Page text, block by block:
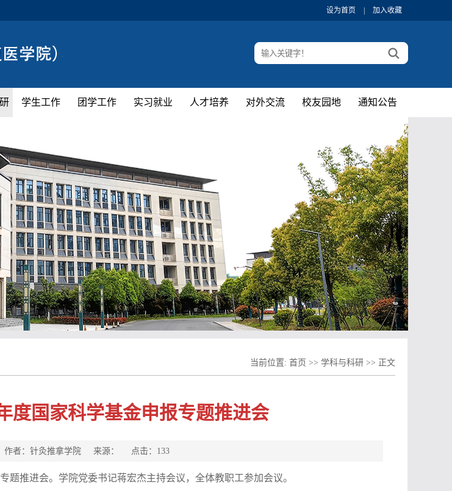
设为首页 加入收藏
学生工作 团学工作 实习就业 人才培养 对外交流 校友园地 通知公告
当前位置: 首页 >> 学科与科研 >> 正文
度国家科学基金申报专题推进会
作者：针灸推拿学院 来源： 点击： 133
题推进会。学院党委书记蒋宏杰主持会议，全体教职工参加会议。